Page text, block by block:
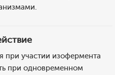
при участии изофермента
при одновременном